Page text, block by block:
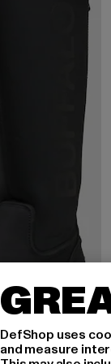
DefShop uses
and measure